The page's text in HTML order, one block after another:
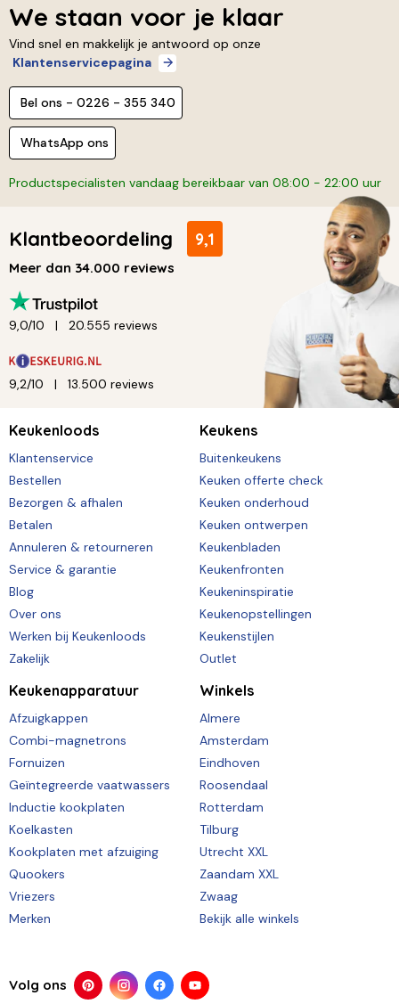
We staan voor je klaar
Vind snel en makkelijk je antwoord op onze
Klantenservicepagina
Bel ons - 0226 - 355 340
WhatsApp ons
Productspecialisten vandaag bereikbaar van 08:00 - 22:00 uur
Klantbeoordeling 9,1
Meer dan 34.000 reviews
9,0/10 20.555 reviews
9,2/10 13.500 reviews
Keukenloods
Klantenservice
Bestellen
Bezorgen & afhalen
Betalen
Annuleren & retourneren
Service & garantie
Blog
Over ons
Werken bij Keukenloods
Zakelijk
Keukens
Buitenkeukens
Keuken offerte check
Keuken onderhoud
Keuken ontwerpen
Keukenbladen
Keukenfronten
Keukeninspiratie
Keukenopstellingen
Keukenstijlen
Outlet
Keukenapparatuur
Afzuigkappen
Combi-magnetrons
Fornuizen
Geïntegreerde vaatwassers
Inductie kookplaten
Koelkasten
Kookplaten met afzuiging
Quookers
Vriezers
Merken
Winkels
Almere
Amsterdam
Eindhoven
Roosendaal
Rotterdam
Tilburg
Utrecht XXL
Zaandam XXL
Zwaag
Bekijk alle winkels
Volg ons